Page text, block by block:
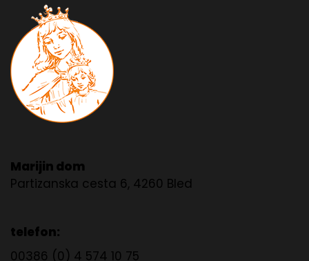
Marijin dom
Partizanska cesta 6, 4260 Bled
telefon:
00386 (0) 4 574 10 75